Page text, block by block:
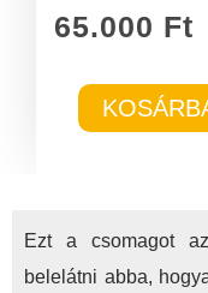
65.000 Ft
Céltervező
Tréning
csak
kezdőknek!
Ezt a csomagot
belelátni abba,